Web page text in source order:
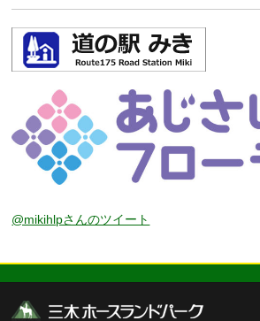
@mikihlpさんのツイート